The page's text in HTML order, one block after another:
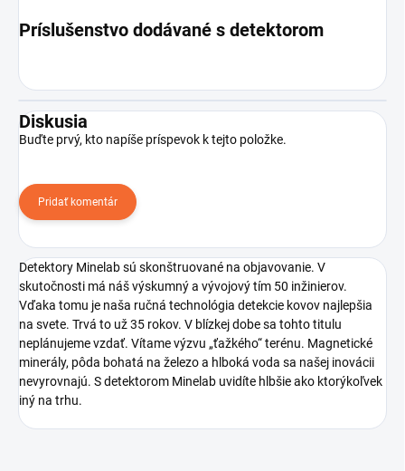
Príslušenstvo dodávané s detektorom
Diskusia
Buďte prvý, kto napíše príspevok k tejto položke.
Pridať komentár
Detektory Minelab sú skonštruované na objavovanie. V
skutočnosti má náš výskumný a vývojový tím 50 inžinierov.
Vďaka tomu je naša ručná technológia detekcie kovov najlepšia
na svete. Trvá to už 35 rokov. V blízkej dobe sa tohto titulu
neplánujeme vzdať. Vítame výzvu „ťažkého“ terénu. Magnetické
minerály, pôda bohatá na železo a hlboká voda sa našej inovácii
nevyrovnajú. S detektorom Minelab uvidíte hlbšie ako ktorýkoľvek
iný na trhu.